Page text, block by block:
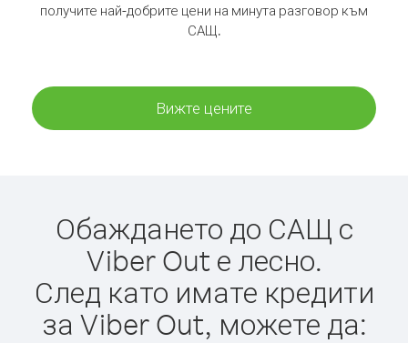
получите най-добрите цени на минута разговор към
САЩ.
Вижте цените
Обаждането до САЩ с
Viber Out е лесно.
След като имате кредити
за Viber Out, можете да: